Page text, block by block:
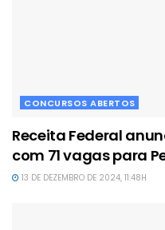
CONCURSOS ABERTOS
Receita Federal
com 71 vagas para
13 DE DEZEMBRO DE 2024, 11:48H